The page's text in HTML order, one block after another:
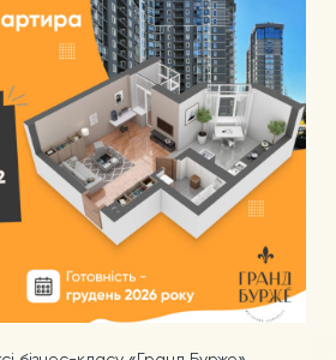
ЛОКАЦІЯ
ІНФРАСТРУКТУРА
ОЗДОБЛЕННЯМ
КВАРТИРУ
НА ГЕНПЛАНІ
1-КІМНАТНІ